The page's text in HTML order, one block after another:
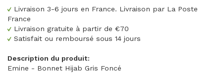
Livraison 3-6 jours en France. Livraison par La Poste
France
Livraison gratuite à partir de €70
Satisfait ou remboursé sous 14 jours
Description du produit:
Emine - Bonnet Hijab Gris Foncé